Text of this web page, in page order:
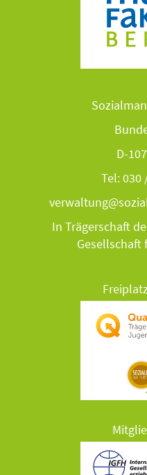
D-
Tel: 030
In Trägerschaft
Gesellschaft